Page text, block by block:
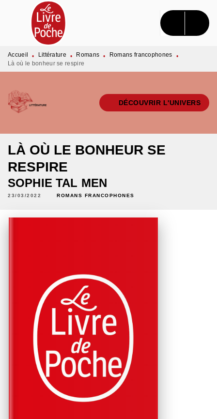
MENU RECHERCHE CONTENU
PIED DE PAGE
Accueil • Littérature • Romans • Romans francophones
•
Là où le bonheur se respire
DÉCOUVRIR L'UNIVERS
LÀ OÙ LE BONHEUR SE
RESPIRE
SOPHIE TAL MEN
23/03/2022 ROMANS FRANCOPHONES